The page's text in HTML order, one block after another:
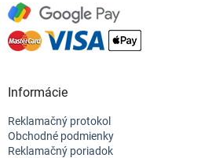
Informácie
Reklamačný protokol
Obchodné podmienky
Reklamačný poriadok